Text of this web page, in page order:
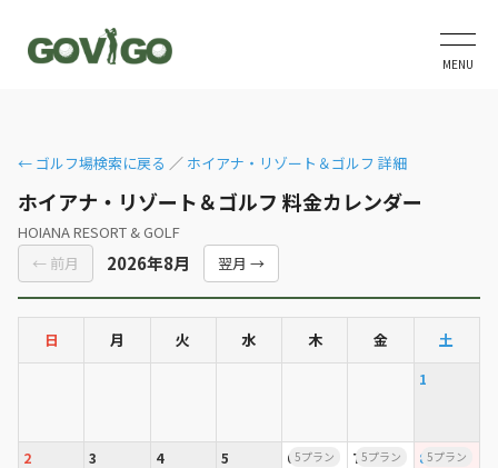
MENU
← ゴルフ場検索に戻る ／ ホイアナ・リゾート＆ゴルフ 詳細
ホイアナ・リゾート＆ゴルフ 料金カレンダー
HOIANA RESORT & GOLF
← 前月
2026年8月 翌月 →
日 月 火 水 木 金 土
1
2 3 4 5 65プラン
7 5プラン
8 5プラン